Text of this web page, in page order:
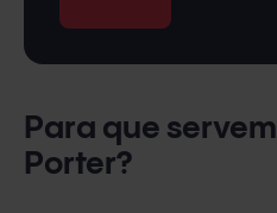
Para que
Porter?